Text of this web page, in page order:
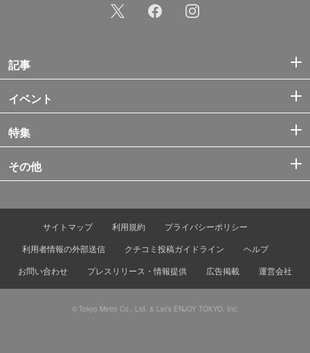
記事
イベント
特集
その他
サイトマップ 利用規約
プライバシーポリシー
利用者情報の外部送信
クチコミ投稿ガイドライン
ヘルプ
お問い合わせ
プレスリリース・情報提供 広告掲載 運営会社
© Tokyo Metro Co., Ltd. & Let’s ENJOY TOKYO, Inc.